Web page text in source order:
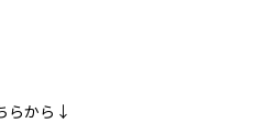
らから↓